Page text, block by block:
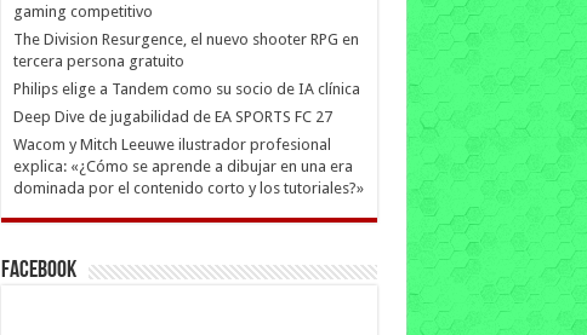
gaming competitivo
The Division Resurgence, el nuevo shooter RPG en
tercera persona gratuito
Philips elige a Tandem como su socio de IA clínica
Deep Dive de jugabilidad de EA SPORTS FC 27
Wacom y Mitch Leeuwe ilustrador profesional
explica: «¿Cómo se aprende a dibujar en una era
dominada por el contenido corto y los tutoriales?»
Facebook